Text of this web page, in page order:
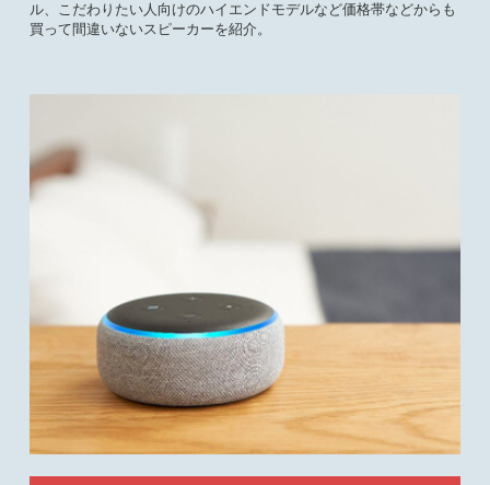
ル、こだわりたい人向けのハイエンドモデルなど価格帯などからも
買って間違いないスピーカーを紹介。